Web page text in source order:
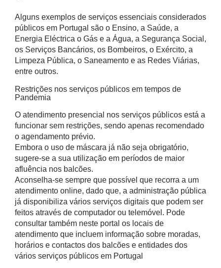
Alguns exemplos de serviços essenciais considerados
públicos em Portugal são o Ensino, a Saúde, a
Energia Eléctrica o Gás e a Água, a Segurança Social,
os Serviços Bancários, os Bombeiros, o Exército, a
Limpeza Pública, o Saneamento e as Redes Viárias,
entre outros.
Restrições nos serviços públicos em tempos de
Pandemia
O atendimento presencial nos serviços públicos está a
funcionar sem restrições, sendo apenas recomendado
o agendamento prévio.
Embora o uso de máscara já não seja obrigatório,
sugere-se a sua utilização em períodos de maior
afluência nos balcões.
Aconselha-se sempre que possível que recorra a um
atendimento online, dado que, a administração pública
já disponibiliza vários serviços digitais que podem ser
feitos através de computador ou telemóvel. Pode
consultar também neste portal os locais de
atendimento que incluem informação sobre moradas,
horários e contactos dos balcões e entidades dos
vários serviços públicos em Portugal